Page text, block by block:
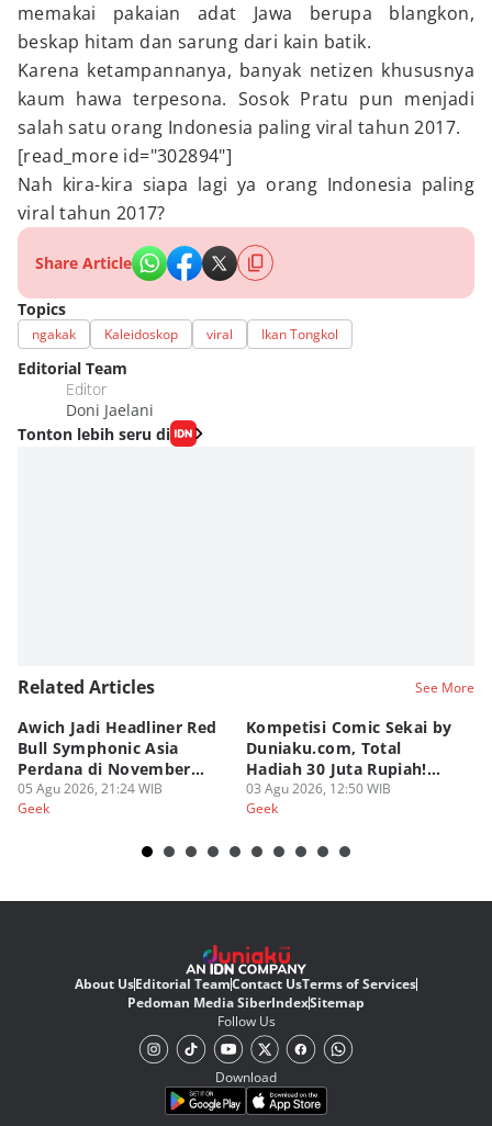
memakai pakaian adat Jawa berupa blangkon,
beskap hitam dan sarung dari kain batik.
Karena ketampannanya, banyak netizen khususnya
kaum hawa terpesona. Sosok Pratu pun menjadi
salah satu orang Indonesia paling viral tahun 2017.
[read_more id="302894"]
Nah kira-kira siapa lagi ya orang Indonesia paling
viral tahun 2017?
Share Article
Topics
ngakak Kaleidoskop viral Ikan Tongkol
Editorial Team
Editor
Doni Jaelani
Tonton lebih seru di
Related Articles See More
Awich Jadi Headliner Red
Bull Symphonic Asia
Perdana di November
2026!
05 Agu 2026, 21:24 WIB
Geek
Kompetisi Comic Sekai by
Duniaku.com, Total
Hadiah 30 Juta Rupiah!
Syarat dan Ketentuan
03 Agu 2026, 12:50 WIB
Geek
About UsEditorial TeamContact UsTerms of Services
Pedoman Media SiberIndexSitemap
Follow Us
Download